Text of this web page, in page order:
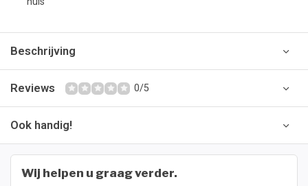
Beschrijving
Reviews 0/5
Ook handig!
Wij helpen u graag verder.